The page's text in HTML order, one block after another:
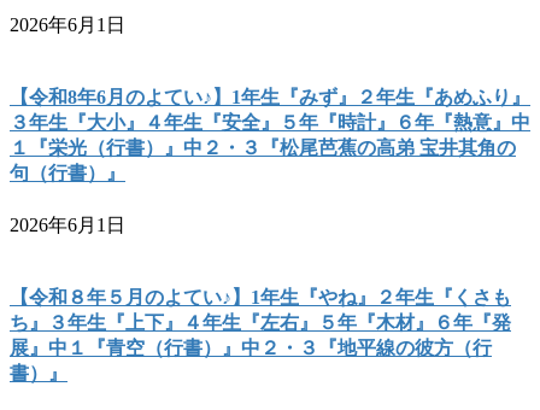
2026年6月1日
【令和8年6月のよてい♪】1年生『みず』２年生『あめふり』
３年生『大小』４年生『安全』５年『時計』６年『熱意』中
１『栄光（行書）』中２・３『松尾芭蕉の高弟 宝井其角の
句（行書）』
2026年6月1日
【令和８年５月のよてい♪】1年生『やね』２年生『くさも
ち』３年生『上下』４年生『左右』５年『木材』６年『発
展』中１『青空（行書）』中２・３『地平線の彼方（行
書）』